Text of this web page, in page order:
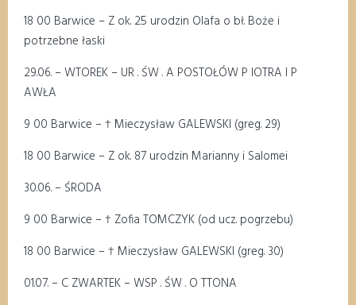
18 00 Barwice – Z ok. 25 urodzin Olafa o bł. Boże i
potrzebne łaski
29.06. – WTOREK – UR . ŚW . A POSTOŁÓW P IOTRA I P
AWŁA
9 00 Barwice – † Mieczysław GALEWSKI (greg. 29)
18 00 Barwice – Z ok. 87 urodzin Marianny i Salomei
30.06. – ŚRODA
9 00 Barwice – † Zofia TOMCZYK (od ucz. pogrzebu)
18 00 Barwice – † Mieczysław GALEWSKI (greg. 30)
01.07. – C ZWARTEK – WSP . ŚW . O TTONA